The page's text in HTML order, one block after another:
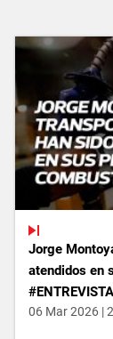
Jorge
atendidos en
#ENTREVISTA
06 Mar 2026 |